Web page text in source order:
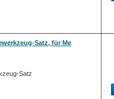
Satz, für Me
Satz